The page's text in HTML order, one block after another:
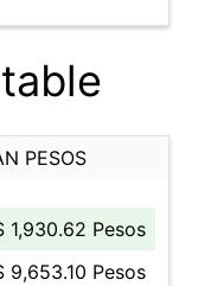
PESOS
1,930.62 Pesos
9,653.10 Pesos